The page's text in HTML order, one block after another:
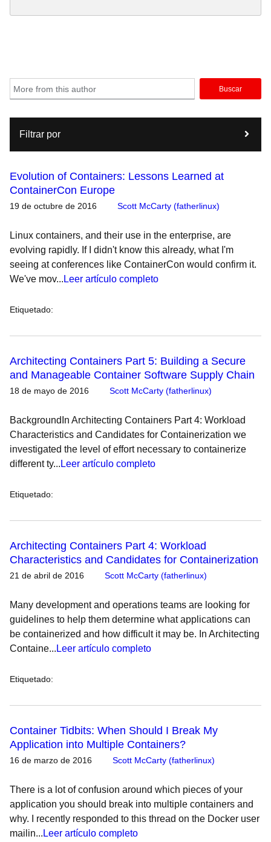
Buscar
Filtrar por
Evolution of Containers: Lessons Learned at
ContainerCon Europe
19 de octubre de 2016 Scott McCarty (fatherlinux)
Linux containers, and their use in the enterprise, are
evolving rapidly. If I didn't know this already, what I'm
seeing at conferences like ContainerCon would confirm it.
We've mov... Leer artículo completo
Etiquetado:
Architecting Containers Part 5: Building a Secure
and Manageable Container Software Supply Chain
18 de mayo de 2016 Scott McCarty (fatherlinux)
BackgroundIn Architecting Containers Part 4: Workload
Characteristics and Candidates for Containerization we
investigated the level of effort necessary to containerize
different ty... Leer artículo completo
Etiquetado:
Architecting Containers Part 4: Workload
Characteristics and Candidates for Containerization
21 de abril de 2016 Scott McCarty (fatherlinux)
Many development and operations teams are looking for
guidelines to help them determine what applications can
be containerized and how difficult it may be. In Architecting
Containe... Leer artículo completo
Etiquetado:
Container Tidbits: When Should I Break My
Application into Multiple Containers?
16 de marzo de 2016 Scott McCarty (fatherlinux)
There is a lot of confusion around which pieces of your
application you should break into multiple containers and
why. I recently responded to this thread on the Docker user
mailin... Leer artículo completo